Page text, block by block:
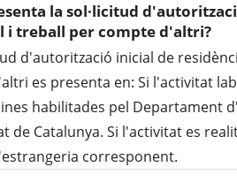
la sol·licitud
i treball per compte d'altri?
d'autorització inicial de
es presenta en: Si l'activitat
habilitades pel Departament
de Catalunya. Si l'activitat es
corresponent.